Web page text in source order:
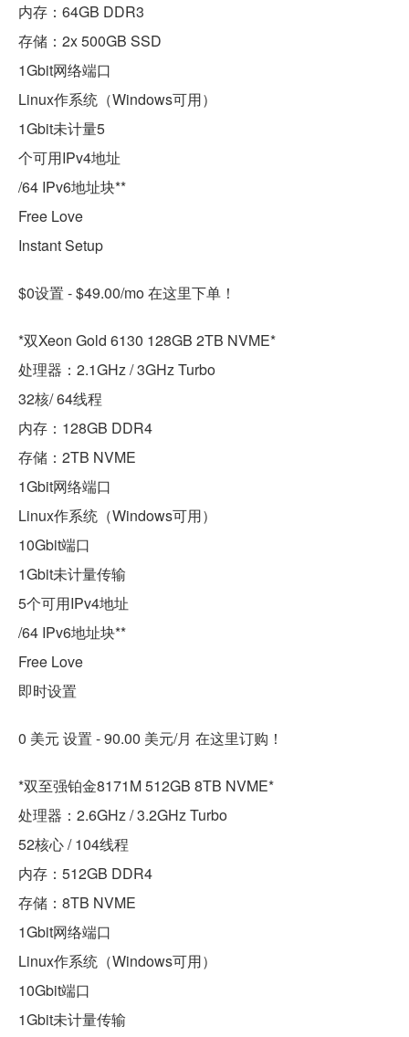
内存：64GB DDR3
存储：2x 500GB SSD
1Gbit网络端口
Linux作系统（Windows可用）
1Gbit未计量5
个可用IPv4地址
/64 IPv6地址块**
Free Love
Instant Setup
$0设置 - $49.00/mo 在这里下单！
*双Xeon Gold 6130 128GB 2TB NVME*
处理器：2.1GHz / 3GHz Turbo
32核/ 64线程
内存：128GB DDR4
存储：2TB NVME
1Gbit网络端口
Linux作系统（Windows可用）
10Gbit端口
1Gbit未计量传输
5个可用IPv4地址
/64 IPv6地址块**
Free Love
即时设置
0 美元 设置 - 90.00 美元/月 在这里订购！
*双至强铂金8171M 512GB 8TB NVME*
处理器：2.6GHz / 3.2GHz Turbo
52核心 / 104线程
内存：512GB DDR4
存储：8TB NVME
1Gbit网络端口
Linux作系统（Windows可用）
10Gbit端口
1Gbit未计量传输